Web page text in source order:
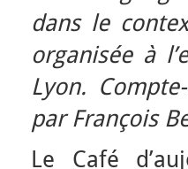
dans le
organisée à
Lyon.
par François
Le Café